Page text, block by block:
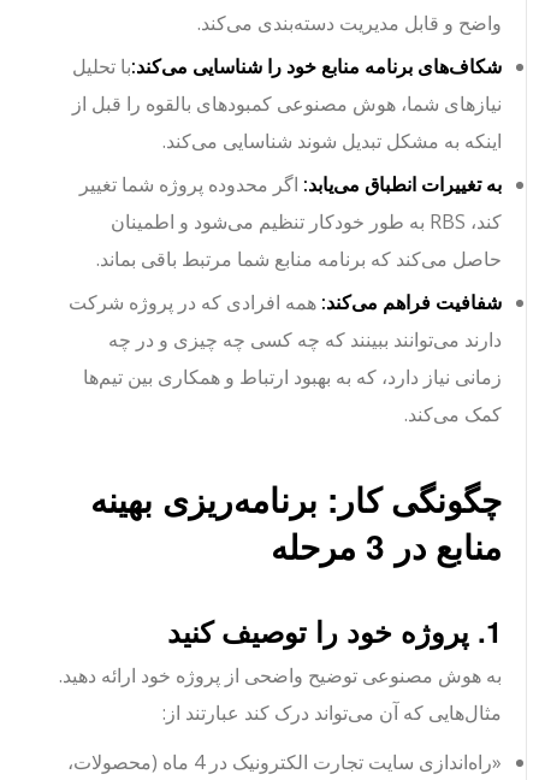
واضح و قابل مدیریت دسته‌بندی می‌کند.
شکاف‌های برنامه منابع خود را شناسایی می‌کند:با تحلیل
نیازهای شما، هوش مصنوعی کمبودهای بالقوه را قبل از
اینکه به مشکل تبدیل شوند شناسایی می‌کند.
به تغییرات انطباق می‌یابد:اگر محدوده پروژه شما تغییر
کند، RBS به طور خودکار تنظیم می‌شود و اطمینان
حاصل می‌کند که برنامه منابع شما مرتبط باقی بماند.
شفافیت فراهم می‌کند:همه افرادی که در پروژه شرکت
دارند می‌توانند ببینند که چه کسی چه چیزی و در چه
زمانی نیاز دارد، که به بهبود ارتباط و همکاری بین تیم‌ها
کمک می‌کند.
چگونگی کار: برنامه‌ریزی بهینه
منابع در 3 مرحله
به هوش مصنوعی توضیح واضحی از پروژه خود ارائه دهید.
مثال‌هایی که آن می‌تواند درک کند عبارتند از:
«راه‌اندازی سایت تجارت الکترونیک در 4 ماه (محصولات،